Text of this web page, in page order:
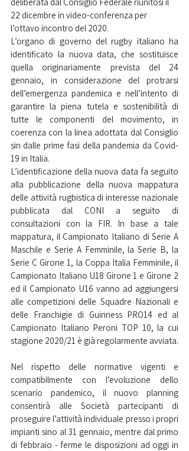
22 dicembre in video-conferenza per
l’ottavo incontro del 2020.
L’organo di governo del rugby italiano ha
identificato la nuova data, che sostituisce
quella originariamente prevista del 24
gennaio, in considerazione del protrarsi
dell’emergenza pandemica e nell’intento di
garantire la piena tutela e sostenibilità di
tutte le componenti del movimento, in
coerenza con la linea adottata dal Consiglio
sin dalle prime fasi della pandemia da Covid-
19 in Italia.
L’identificazione della nuova data fa seguito
alla pubblicazione della nuova mappatura
delle attività rugbistica di interesse nazionale
pubblicata dal CONI a seguito di
consultazioni con la FIR. In base a tale
mappatura, il Campionato Italiano di Serie A
Maschile e Serie A Femminile, la Serie B, la
Serie C Girone 1, la Coppa Italia Femminile, il
Campionato Italiano U18 Girone 1 e Girone 2
ed il Campionato U16 vanno ad aggiungersi
alle competizioni delle Squadre Nazionali e
delle Franchigie di Guinness PRO14 ed al
Campionato Italiano Peroni TOP 10, la cui
stagione 2020/21 è già regolarmente avviata.
Nel rispetto delle normative vigenti e
compatibilmente con l’evoluzione dello
scenario pandemico, il nuovo planning
consentirà alle Società partecipanti di
proseguire l’attività individuale presso i propri
impianti sino al 31 gennaio, mentre dal primo
di febbraio - ferme le disposizioni ad oggi in